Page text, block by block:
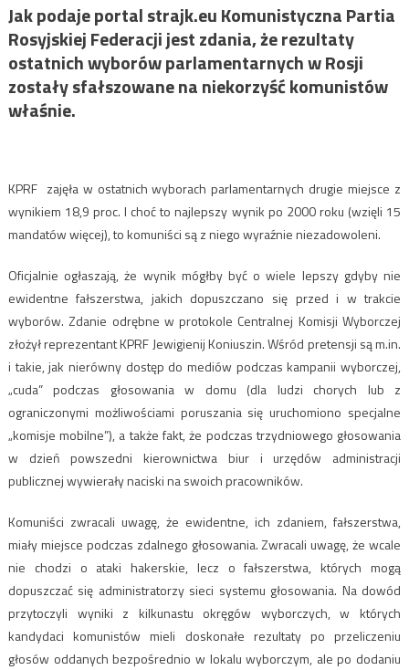
Jak podaje portal strajk.eu Komunistyczna Partia
Rosyjskiej Federacji jest zdania, że rezultaty
ostatnich wyborów parlamentarnych w Rosji
zostały sfałszowane na niekorzyść komunistów
właśnie.
KPRF zajęła w ostatnich wyborach parlamentarnych drugie miejsce z
wynikiem 18,9 proc. I choć to najlepszy wynik po 2000 roku (wzięli 15
mandatów więcej), to komuniści są z niego wyraźnie niezadowoleni.
Oficjalnie ogłaszają, że wynik mógłby być o wiele lepszy gdyby nie
ewidentne fałszerstwa, jakich dopuszczano się przed i w trakcie
wyborów. Zdanie odrębne w protokole Centralnej Komisji Wyborczej
złożył reprezentant KPRF Jewigienij Koniuszin. Wśród pretensji są m.in.
i takie, jak nierówny dostęp do mediów podczas kampanii wyborczej,
„cuda” podczas głosowania w domu (dla ludzi chorych lub z
ograniczonymi możliwościami poruszania się uruchomiono specjalne
„komisje mobilne”), a także fakt, że podczas trzydniowego głosowania
w dzień powszedni kierownictwa biur i urzędów administracji
publicznej wywierały naciski na swoich pracowników.
Komuniści zwracali uwagę, że ewidentne, ich zdaniem, fałszerstwa,
miały miejsce podczas zdalnego głosowania. Zwracali uwagę, że wcale
nie chodzi o ataki hakerskie, lecz o fałszerstwa, których mogą
dopuszczać się administratorzy sieci systemu głosowania. Na dowód
przytoczyli wyniki z kilkunastu okręgów wyborczych, w których
kandydaci komunistów mieli doskonałe rezultaty po przeliczeniu
głosów oddanych bezpośrednio w lokalu wyborczym, ale po dodaniu